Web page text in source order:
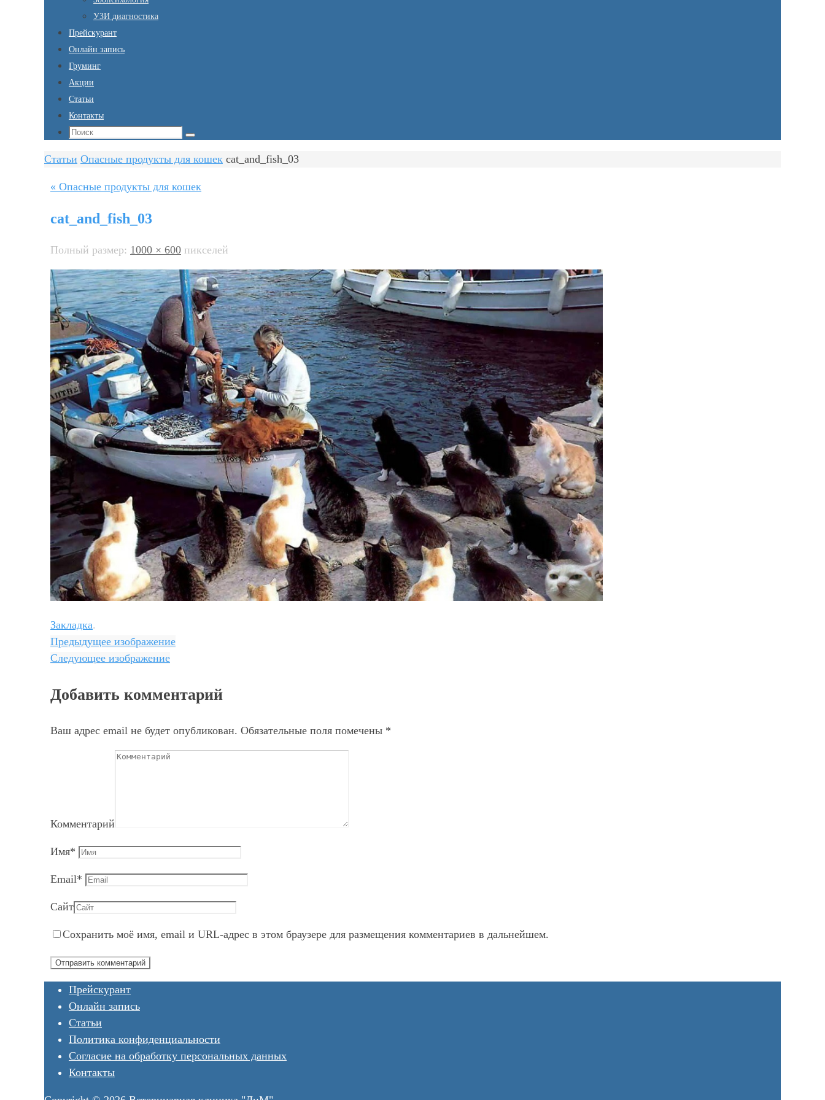
УЗИ диагностика
Прейскурант
Онлайн запись
Груминг
Акции
Статьи
Контакты
Что
Поиск
Главная
Статьи Опасные продукты для кошек cat_and_fish_03
« Опасные продукты для кошек
cat_and_fish_03
Полный размер: 1000 × 600 пикселей
Закладка.
Предыдущее изображение
Следующее изображение
Добавить комментарий
Ваш адрес email не будет опубликован. Обязательные поля помечены *
Комментарий
Имя*
Email*
Сайт
Сохранить моё имя, email и URL-адрес в этом браузере для размещения комментариев в дальнейшем.
Прейскурант
Онлайн запись
Статьи
Политика конфиденциальности
Согласие на обработку персональных данных
Контакты